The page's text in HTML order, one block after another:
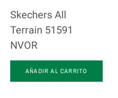
Skechers All
Terrain 51591
NVOR
AÑADIR AL CARRITO